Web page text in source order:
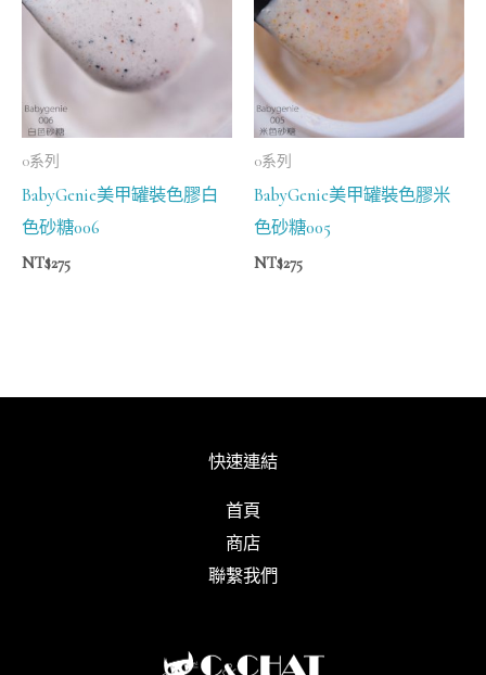
0系列
BabyGenie美甲罐裝色膠白
色砂糖006
NT$275
0系列
BabyGenie美甲罐裝色膠米
色砂糖005
NT$275
快速連結
首頁
商店
聯繫我們